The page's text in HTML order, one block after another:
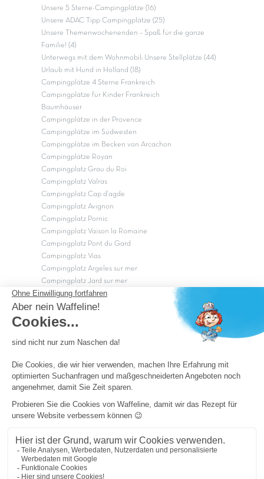
Unsere 5 Sterne-Campingplätze (16)
Unsere ADAC Tipp Campingplätze (25)
Unsere Themenwochenenden – Spaß für die ganze
Familie! (4)
Unterwegs mit dem Wohnmobil: Unsere Stellplätze (44)
Urlaub mit Hund in Holland (18)
Campingplätze 4 Sterne Frankreich
Campingplätze für Kinder Frankreich
Baumhäuser
Campingplätze in der Provence
Campingplätze im Südwesten
Campingplätze im Becken von Arcachon
Campingplätze Royan
Campingplatz Grau du Roi
Campingplatz Valras
Campingplatz Cap d'agde
Campingplatz Avignon
Campingplatz Pornic
Campingplatz Vaison la Romaine
Campingplatz Pont du Gard
Campingplatz Vias
Campingplatz Argeles sur mer
Campingplatz Jard sur mer
Campingplatz Sarzeau
Campingplatz Fréjus
Campingplätze in Camargue
OK
Copyright Capfun 2026 ©
Camping-Pass
Impressum
Cookie-Einstellungen
Allgemeine Geschäftsbedingungen und Datenschutz